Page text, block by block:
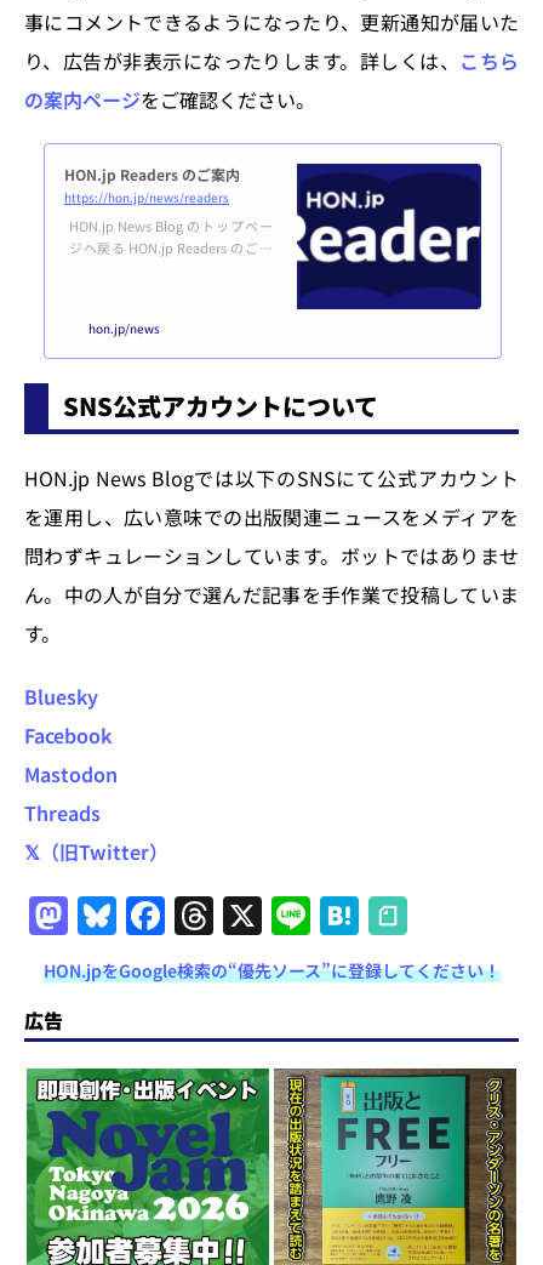
事にコメントできるようになったり、更新通知が届いた
り、広告が非表示になったりします。詳しくは、 こちら
の案内ページをご確認ください。
HON.jp Readers のご案内
https://hon.jp/news/readers
HON.jp News Blog のトップペー
ジへ戻る HON.jp Readers のご案
誰でも無料で登録できます。利用
規約はこちら。登録する あなた
みです。マイページはこちら。 H
ON.jp News Blogとは？概要HON.
の本（HON）のつくり手をエン
パ...
hon.jp/news
SNS公式アカウントについて
HON.jp News Blogでは以下のSNSにて公式アカウント
を運用し、広い意味での出版関連ニュースをメディアを
問わずキュレーションしています。ボットではありませ
ん。中の人が自分で選んだ記事を手作業で投稿していま
す。
Bluesky
Facebook
Mastodon
Threads
𝕏（旧Twitter）
M
a
st
o
d
o
n
Bl
u
e
s
k
y
F
a
c
e
b
o
o
k
T
h
re
a
d
s
X Li
n
e
H
at
e
n
a
HON.jpをGoogle検索の“優先ソース”に登録してください！
広告